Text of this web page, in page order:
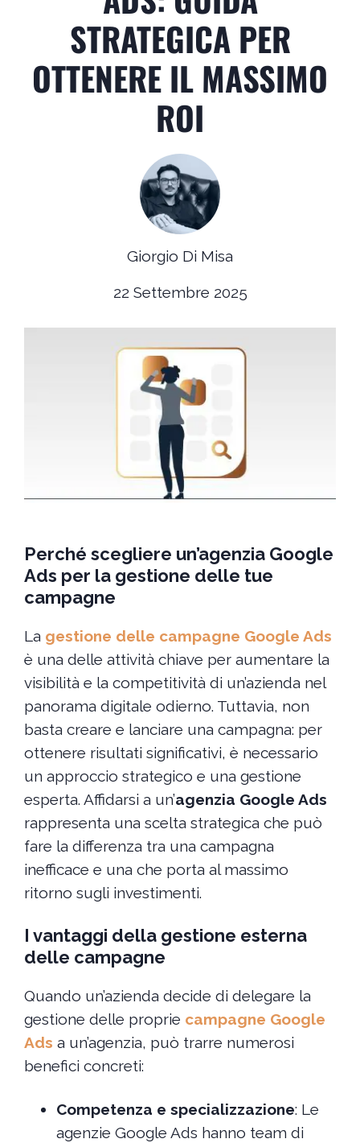
STRATEGICA PER
OTTENERE IL MASSIMO
ROI
Giorgio Di Misa
22 Settembre 2025
Perché scegliere un’agenzia Google
Ads per la gestione delle tue
campagne
La gestione delle campagne Google Ads
è una delle attività chiave per aumentare la
visibilità e la competitività di un’azienda nel
panorama digitale odierno. Tuttavia, non
basta creare e lanciare una campagna: per
ottenere risultati significativi, è necessario
un approccio strategico e una gestione
esperta. Affidarsi a un’agenzia Google Ads
rappresenta una scelta strategica che può
fare la differenza tra una campagna
inefficace e una che porta al massimo
ritorno sugli investimenti.
I vantaggi della gestione esterna
delle campagne
Quando un’azienda decide di delegare la
gestione delle proprie campagne Google
Ads a un’agenzia, può trarre numerosi
benefici concreti:
Competenza e specializzazione: Le
agenzie Google Ads hanno team di